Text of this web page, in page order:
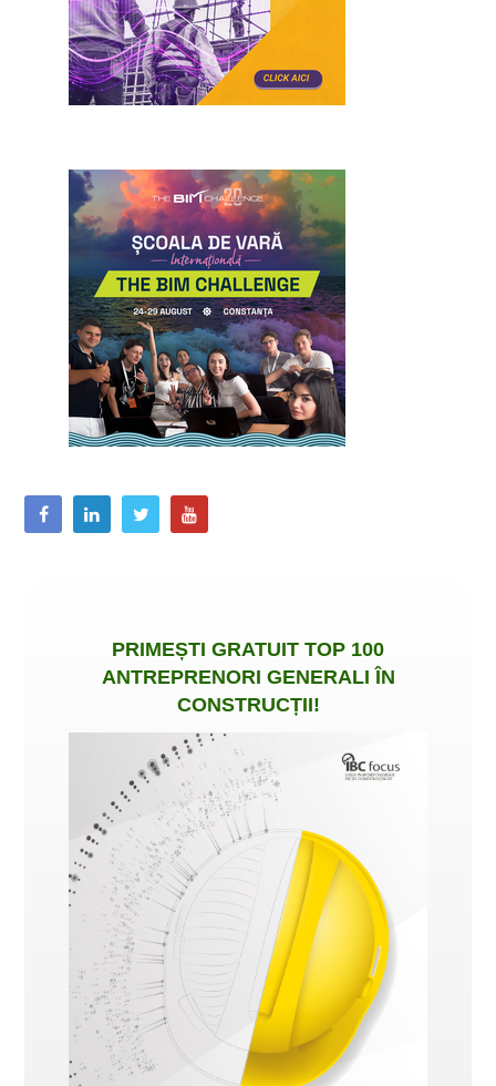
PRIMEȘTI GRATUIT TOP 100
ANTREPRENORI GENERALI ÎN
CONSTRUCȚII!